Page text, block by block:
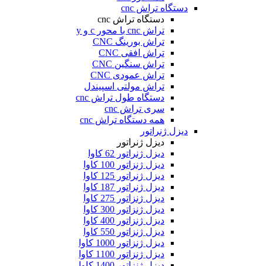
دستگاه تراش cnc
دستگاه تراش cnc
تراش cnc با محور c و y
تراش بورینگ CNC
تراش افقی CNC
تراش سنگین CNC
تراش عمودی CNC
تراش مولتی اسپیندل
دستگاه طول تراش cnc
سری تراش cnc
همه دستگاه تراش cnc
دیزل ژنراتور
دیزل ژنراتور
دیزل ژنراتور 62 کاوا
دیزل ژنزاتور 100 کاوا
دیزل ژنراتور 125 کاوا
دیزل ژنراتور 187 کاوا
دیزل ژنزاتور 275 کاوا
دیزل ژنزاتور 300 کاوا
دیزل ژنزاتور 400 کاوا
دیزل ژنزاتور 550 کاوا
دیزل ژنزاتور 1000 کاوا
دیزل ژنزاتور 1100 کاوا